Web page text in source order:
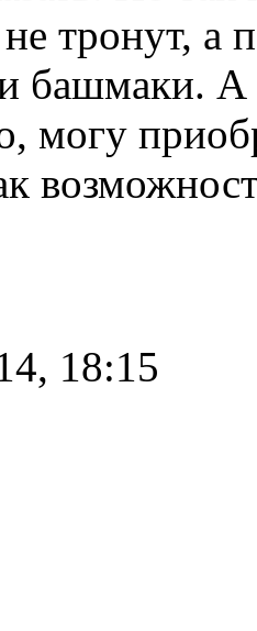
тронут, а
башмаки. А
могу
18:15